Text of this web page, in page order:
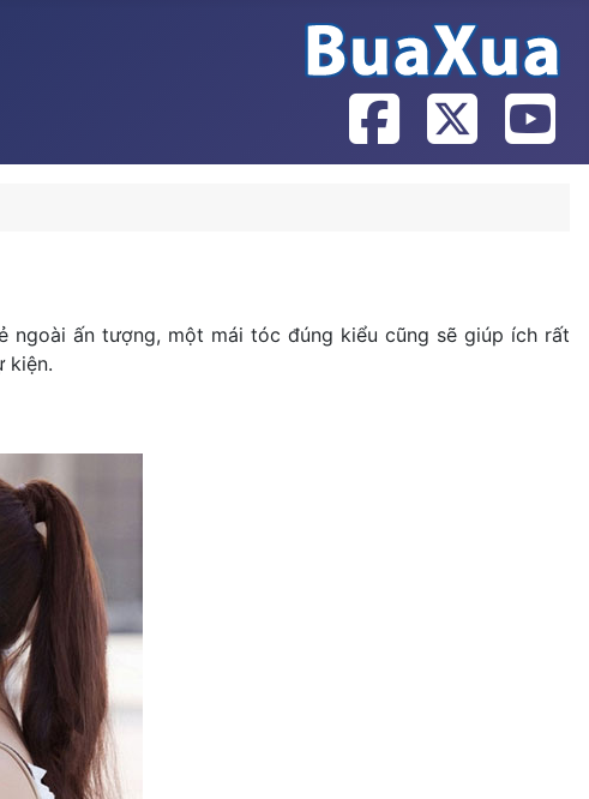
ấn tượng, một mái tóc đúng kiểu cũng sẽ giúp ích rất
kiện.